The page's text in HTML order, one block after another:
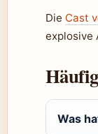
Die Cast
explosive
Was